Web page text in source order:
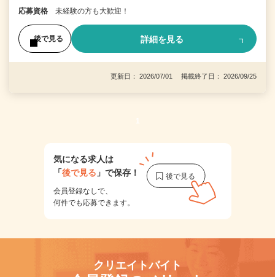
応募資格 未経験の方も大歓迎！
後で見る 詳細を見る
更新日： 2026/07/01 掲載終了日： 2026/09/25
1
気になる求人は
「後で見る 」で保存！
会員登録なしで、
何件でも応募できます。
クリエイトバイト